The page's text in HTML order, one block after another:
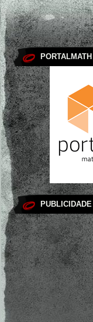
PORTALMATH
PUBLICIDADE